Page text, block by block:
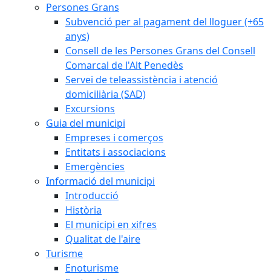
Persones Grans
Subvenció per al pagament del lloguer (+65
anys)
Consell de les Persones Grans del Consell
Comarcal de l'Alt Penedès
Servei de teleassistència i atenció
domiciliària (SAD)
Excursions
Guia del municipi
Empreses i comerços
Entitats i associacions
Emergències
Informació del municipi
Introducció
Història
El municipi en xifres
Qualitat de l'aire
Turisme
Enoturisme